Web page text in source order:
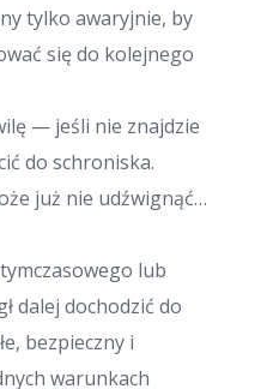
tylko awaryjnie, by
się do kolejnego
— jeśli nie znajdzie
do schroniska.
już nie udźwignąć…
lub
dalej dochodzić do
bezpieczny i
warunkach